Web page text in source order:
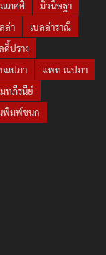
ภศศิ
มิวนิษฐา
ล่า
เบลล่าราณี
ดี้ปราง
ณปภา
แพท ณปภา
ทภีรนีย์
พิมพ์ชนก